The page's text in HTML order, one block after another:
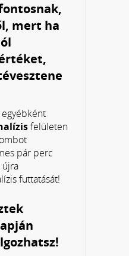
mert ha
felületen
pár perc
újra
futtatását!